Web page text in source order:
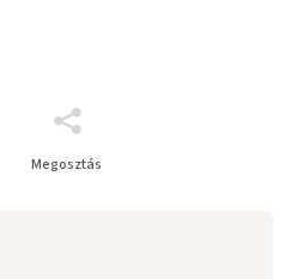
Megosztás